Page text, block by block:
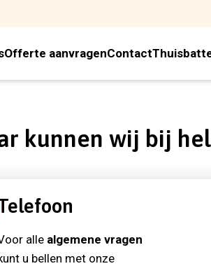
Offerte aanvragenContact
kunnen wij bij
alle algemene vragen
u bellen met onze